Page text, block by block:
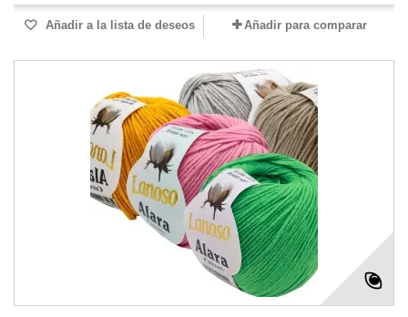
Añadir a la lista de deseos Añadir para comparar